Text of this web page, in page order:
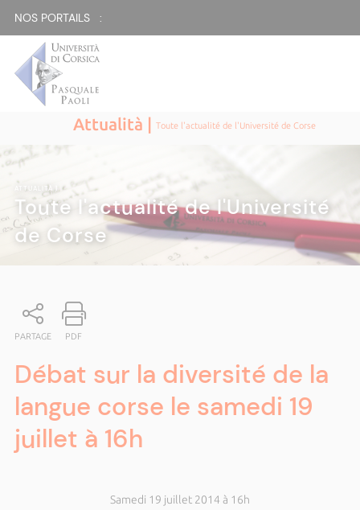
NOS PORTAILS :
Attualità |Toute l'actualité de l'Université de Corse
ATTUALITÀ|
Toute l'actualité de l'Université
de Corse
PARTAGE PDF
Débat sur la diversité de la
langue corse le samedi 19
juillet à 16h
Samedi 19 juillet 2014 à 16h